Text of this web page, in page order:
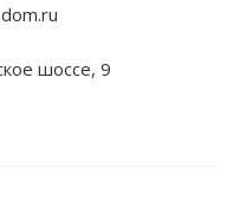
шоссе, 9